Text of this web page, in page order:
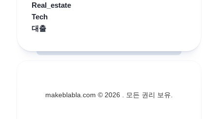
Real_estate
Tech
대출
makeblabla.com © 2026 . 모든 권리 보유.